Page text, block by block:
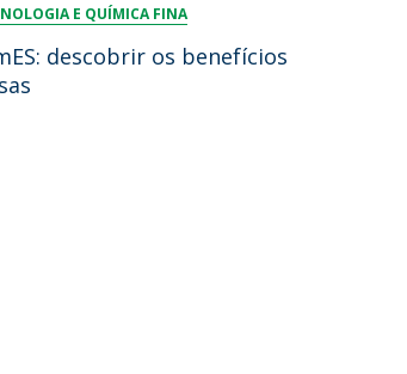
E QUÍMICA FINA
descobrir os benefícios